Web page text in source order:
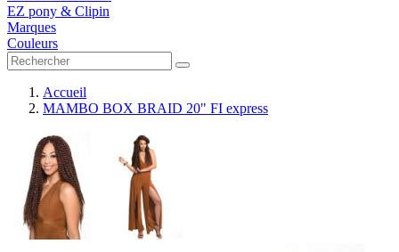
EZ pony & Clipin
Marques
Couleurs
Accueil
MAMBO BOX BRAID 20" FI express